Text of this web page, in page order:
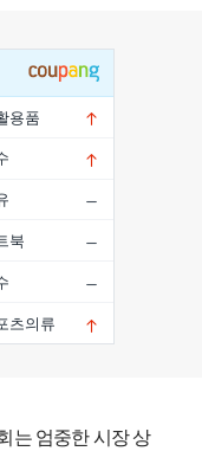
는 엄중한 시장 상